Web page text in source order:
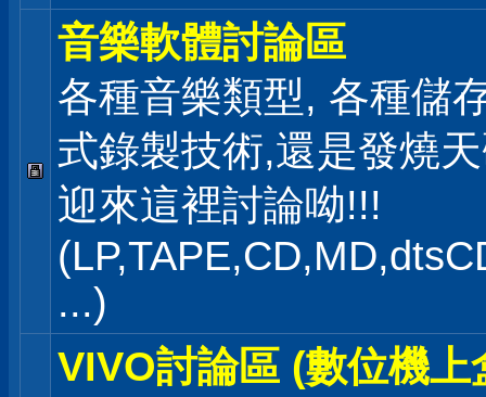
音樂軟體討論區
各種音樂類型, 各種儲
式錄製技術,還是發燒
迎來這裡討論呦!!!
...)
VIVO討論區 (數位機上